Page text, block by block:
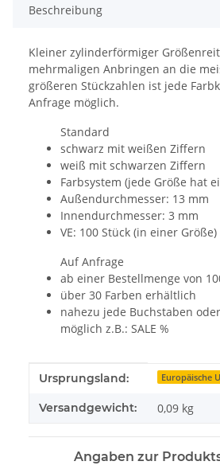
Beschreibung
Kleiner zylinderförmiger
mehrmaligen Anbringen an die
größeren Stückzahlen ist jede
Anfrage möglich.
Standard
schwarz mit weißen Ziffern
weiß mit schwarzen Ziffern
Farbsystem (jede Größe hat
Außendurchmesser: 13 mm
Innendurchmesser: 3 mm
VE: 100 Stück (in einer Größe)
Auf Anfrage
ab einer Bestellmenge von
über 30 Farben erhältlich
nahezu jede Buchstaben
möglich z.B.: SALE %
Produkteigenschaft
Wert
Ursprungsland: Europäische
Versandgewicht: 0,09 kg
Angaben zur